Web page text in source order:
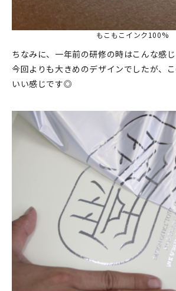
もこもこインク100%
ちなみに、一年前の研修の時はこんな感
今回よりも大きめのデザインでしたが、
いい感じです◎